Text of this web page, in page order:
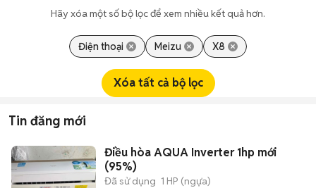
Hãy xóa một số bộ lọc để xem nhiều kết quả hơn.
Điện thoại Meizu X8
Xóa tất cả bộ lọc
Tin đăng mới
Điều hòa AQUA Inverter 1hp mới
(95%)
Đã sử dụng 1 HP (ngựa)